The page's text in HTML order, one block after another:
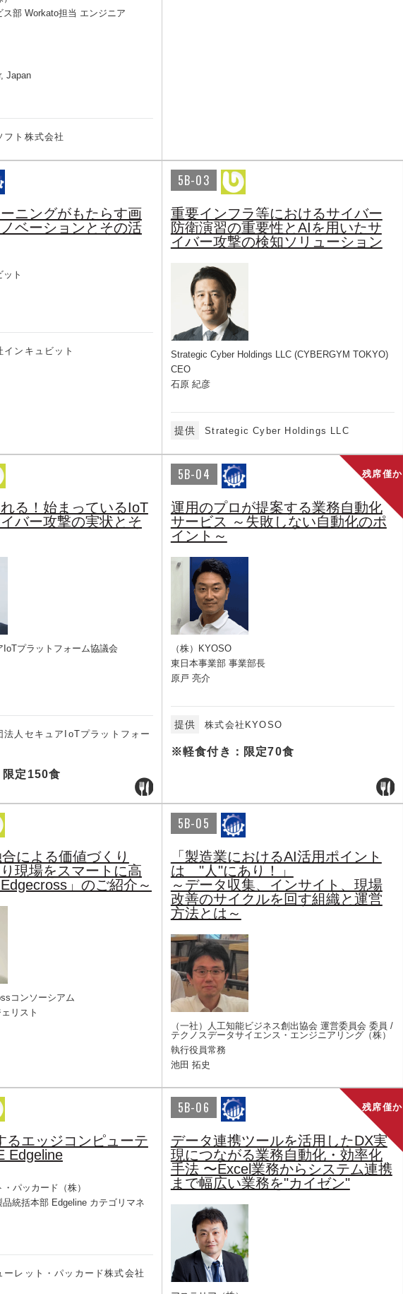
ス部 Workato担当 エンジニア
Japan
フト株式会社
ニングがもたらす画
ベーションとその活
ット
インキュビット
5B-03
重要インフラ等におけるサイバー
防衛演習の重要性とAIを用いたサ
イバー攻撃の検知ソリューション
Strategic Cyber Holdings LLC (CYBERGYM TOKYO)
CEO
石原 紀彦
提供 Strategic Cyber Holdings LLC
る！始まっているIoT
バー攻撃の実状とそ
IoTプラットフォーム協議会
法人セキュアIoTプラットフォー
定150食
残席僅か
5B-04
運用のプロが提案する業務自動化
サービス ～失敗しない自動化のポ
イント～
（株）KYOSO
東日本事業部 事業部長
原戸 亮介
提供 株式会社KYOSO
※軽食付き：限定70食
による価値づくり
現場をスマートに高
」のご紹介～
コンソーシアム
リスト
5B-05
「製造業におけるAI活用ポイント
は "人"にあり！」
～データ収集、インサイト、現場
改善のサイクルを回す組織と運営
方法とは～
（一社）人工知能ビジネス創出協会 運営委員会 委員 /
テクノスデータサイエンス・エンジニアリング（株）
執行役員常務
池田 拓史
るエッジコンピューテ
Edgeline
パッカード（株）
統括本部 Edgeline カテゴリマネ
ーレット・パッカード株式会社
残席僅か
5B-06
データ連携ツールを活用したDX実
現につながる業務自動化・効率化
手法 〜Excel業務からシステム連携
まで幅広い業務を"カイゼン"